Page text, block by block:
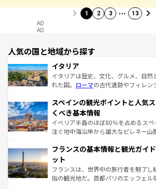
1 2 3 … 13
AD
AD
人気の国と地域から探す
イタリア
イタリアは歴史、文化、グルメ、自然
れた国。 ローマの古代遺跡やフィレン
ろん、トスカーナの美しい田園風景や
景など、自然景観も見逃せない。観光
ピザやパスタなど、絶品のイタリア料
できる。朝目覚めてから夜眠るまで、
なお、新着のイタリア情報はコンテン
しい。
スペインの観光ポイントと人気
くべき基本情報
イベリア半島のほぼ80％を占めるスペ
注ぐ地中海沿岸から雄大なピレネー山
文化が根付くこの国では、情熱的なフ
れる闘牛、そして美味しいタパスが生
る。首都マドリードの洗練された雰囲
アートに溢れた街角から、地方では古
フランスの基本情報と観光ガイ
ット
フランスは、世界中の旅行者を魅了し
指の観光地だ。首都パリのエッフェル